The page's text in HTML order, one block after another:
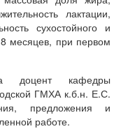
лактации,
сухостойного и
месяцев, при первом
доцент кафедры
ГМХА к.б.н. Е.С.
предложения и
работе.